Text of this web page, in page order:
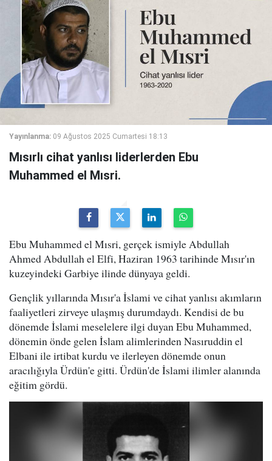
Yayınlanma: 09 Ağustos 2025 Cumartesi 18:13
Mısırlı cihat yanlısı liderlerden Ebu
Muhammed el Mısri.
Ebu Muhammed el Mısri, gerçek ismiyle Abdullah
Ahmed Abdullah el Elfi, Haziran 1963 tarihinde Mısır'ın
kuzeyindeki Garbiye ilinde dünyaya geldi.
Gençlik yıllarında Mısır'a İslami ve cihat yanlısı akımların
faaliyetleri zirveye ulaşmış durumdaydı. Kendisi de bu
dönemde İslami meselelere ilgi duyan Ebu Muhammed,
dönemin önde gelen İslam alimlerinden Nasıruddin el
Elbani ile irtibat kurdu ve ilerleyen dönemde onun
aracılığıyla Ürdün'e gitti. Ürdün'de İslami ilimler alanında
eğitim gördü.